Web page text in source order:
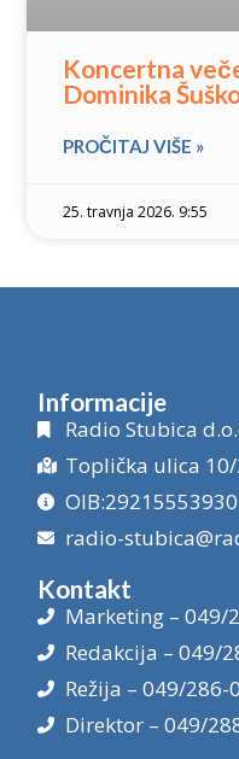
Koncertna
Dominika
PROČITAJ VIŠE »
25. travnja 2026. 9:55
Informacije
Radio Stubica
Toplička ulica
OIB:29215553930
radio-
Kontakt
Marketing – 049/
Redakcija – 049/
Režija – 049/286-
Direktor – 049/